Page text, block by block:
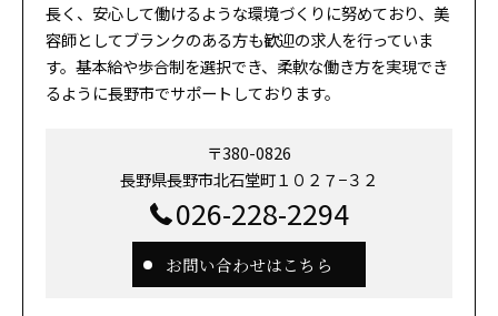
長く、安心して働けるような環境づくりに努めており、美
容師としてブランクのある方も歓迎の求人を行っていま
す。基本給や歩合制を選択でき、柔軟な働き方を実現でき
るように長野市でサポートしております。
〒380-0826
長野県長野市北石堂町１０２７−３２
026-228-2294
お問い合わせはこちら